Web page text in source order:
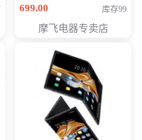
（智能升降养生锅） 会
699.00 库存99
摩飞电器专卖店